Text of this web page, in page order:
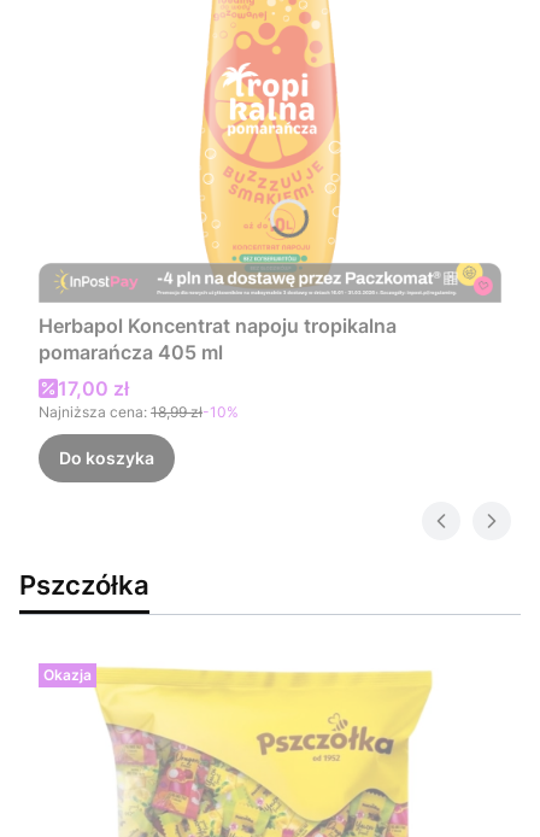
Herbapol Koncentrat napoju tropikalna
pomarańcza 405 ml
Cena promocyjna
17,00 zł
Najniższa cena: 18,99 zł-10%
Do koszyka
Pszczółka
Okazja